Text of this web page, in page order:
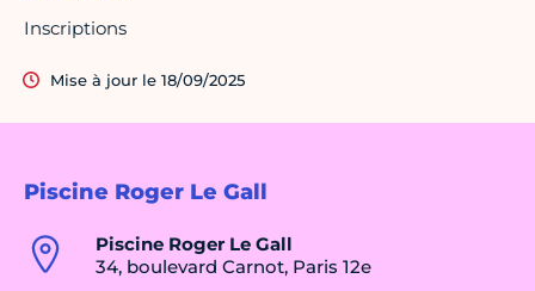
Piscine Roger Le Gall
Piscine Roger Le Gall
34, boulevard Carnot, Paris 12e
Inscriptions
Mise à jour le 18/09/2025